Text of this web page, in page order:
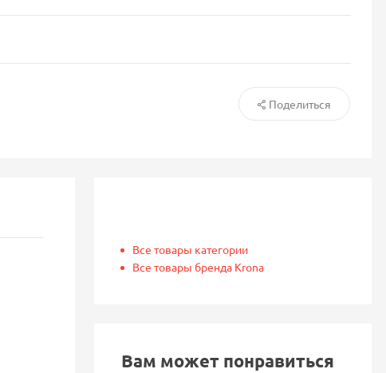
Поделиться
Все товары категории
Все товары бренда Krona
Вам может понравиться